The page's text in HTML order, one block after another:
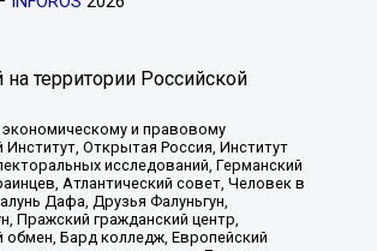
территории Российской
и правовому
Открытая Россия, Институт
исследований, Германский
Атлантический совет, Человек в
Дафа, Друзья Фалуньгун,
Пражский гражданский центр,
Бард колледж, Европейский